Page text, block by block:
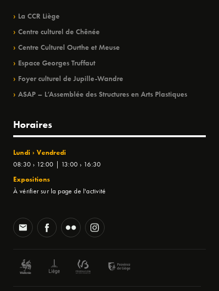
La CCR Liège
Centre culturel de Chênée
Centre Culturel Ourthe et Meuse
Espace Georges Truffaut
Foyer culturel de Jupille-Wandre
ASAP – L’Assemblée des Structures en Arts Plastiques
Horaires
Lundi › Vendredi
08:30 › 12:00 | 13:00 › 16:30
Expositions
À vérifier sur la page de l'activité